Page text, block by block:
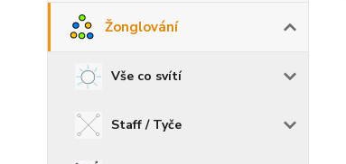
Žonglování
Vše co svítí
Staff / Tyče